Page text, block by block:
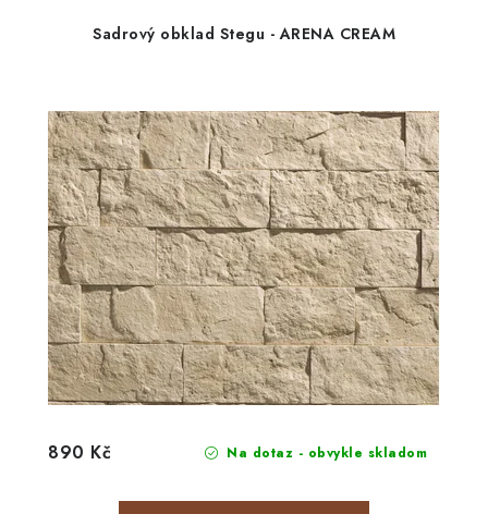
Sadrový obklad Stegu - ARENA CREAM
Na dotaz - obvykle skladom
890 Kč